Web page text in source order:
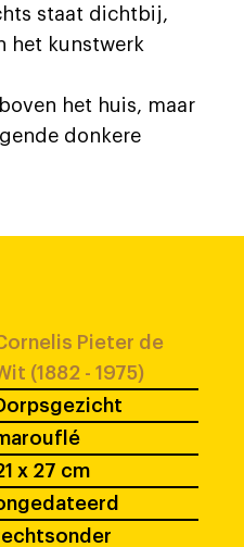
staat dichtbij,
het kunstwerk
het huis, maar
donkere
Pieter de
(1882 - 1975)
x 27 cm